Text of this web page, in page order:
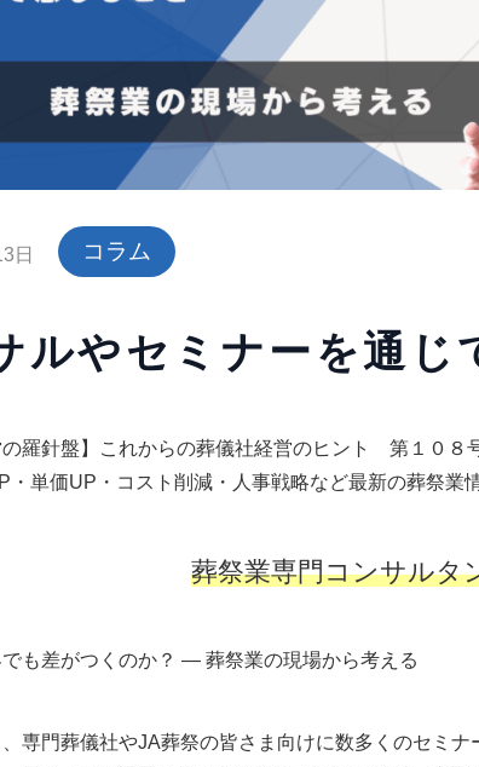
日 コラム
ルやセミナーを通じ
の羅針盤】これからの葬儀社経営のヒント 第１０８
・単価UP・コスト削減・人事戦略など最新の葬祭業
葬祭業専門コンサルタ
でも差がつくのか？ ― 葬祭業の現場から考える
専門葬儀社やJA葬祭の皆さま向けに数多くのセミ